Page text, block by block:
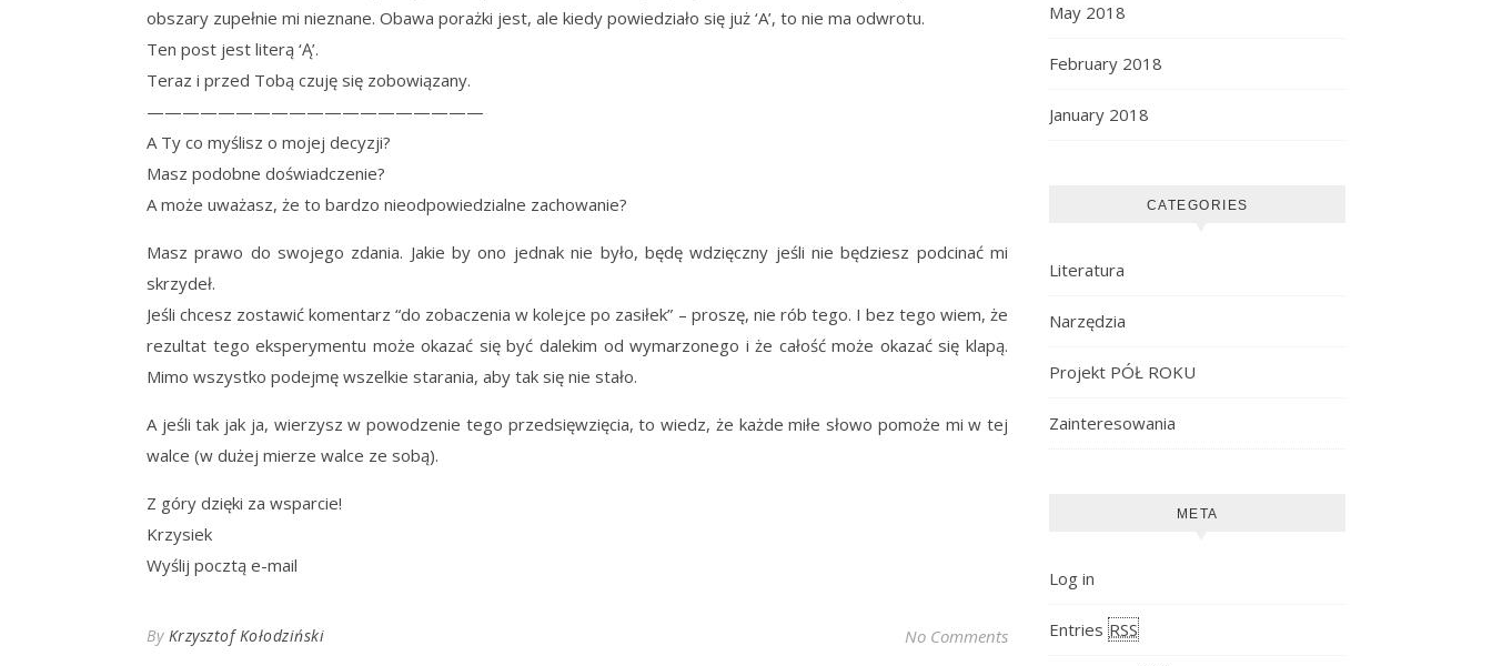
obszary zupełnie mi nieznane. Obawa porażki jest, ale kiedy powiedziało się już ‘A’, to nie ma odwrotu.
Ten post jest literą ‘Ą’.
Teraz i przed Tobą czuję się zobowiązany.
———————————————————
A Ty co myślisz o mojej decyzji?
Masz podobne doświadczenie?
A może uważasz, że to bardzo nieodpowiedzialne zachowanie?
Masz prawo do swojego zdania. Jakie by ono jednak nie było, będę wdzięczny jeśli nie będziesz podcinać mi
skrzydeł.
Jeśli chcesz zostawić komentarz “do zobaczenia w kolejce po zasiłek” – proszę, nie rób tego. I bez tego wiem, że
rezultat tego eksperymentu może okazać się być dalekim od wymarzonego i że całość może okazać się klapą.
Mimo wszystko podejmę wszelkie starania, aby tak się nie stało.
A jeśli tak jak ja, wierzysz w powodzenie tego przedsięwzięcia, to wiedz, że każde miłe słowo pomoże mi w tej
walce (w dużej mierze walce ze sobą).
Z góry dzięki za wsparcie!
Krzysiek
Wyślij pocztą e-mail
By Krzysztof Kołodziński No Comments
May 2018
February 2018
January 2018
CATEGORIES
Literatura
Narzędzia
Projekt PÓŁ ROKU
Zainteresowania
META
Log in
Entries RSS